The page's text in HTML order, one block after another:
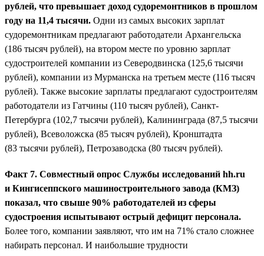
рублей, что превышает доход судоремонтников в прошлом
году на 11,4 тысячи. Одни из самых высоких зарплат
судоремонтникам предлагают работодатели Архангельска
(186 тысяч рублей), на втором месте по уровню зарплат
судостроителей компании из Северодвинска (125,6 тысячи
рублей), компании из Мурманска на третьем месте (116 тысяч
рублей). Также высокие зарплаты предлагают судостроителям
работодатели из Гатчины (110 тысяч рублей), Санкт-
Петербурга (102,7 тысячи рублей), Калининграда (87,5 тысячи
рублей), Всеволожска (85 тысяч рублей), Кронштадта
(83 тысячи рублей), Петрозаводска (80 тысяч рублей).
Факт 7. Совместный опрос Службы исследований hh.ru
и Кингисеппского машиностроительного завода (КМЗ)
показал, что свыше 90% работодателей из сферы
судостроения испытывают острый дефицит персонала.
Более того, компании заявляют, что им на 71% стало сложнее
набирать персонал. И наибольшие трудности